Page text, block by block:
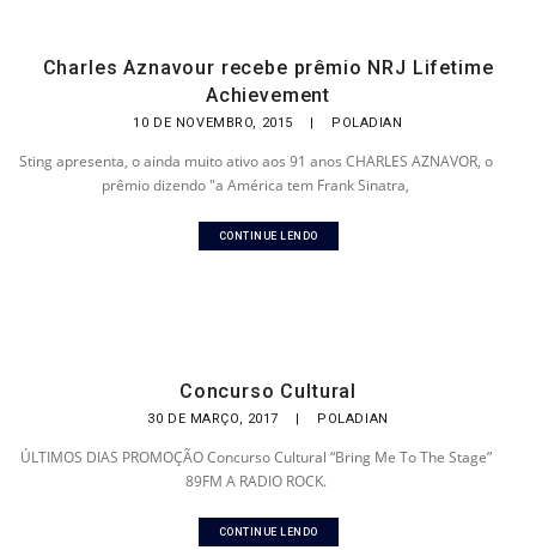
Charles Aznavour recebe prêmio NRJ Lifetime
Achievement
10 DE NOVEMBRO, 2015 | POLADIAN
Sting apresenta, o ainda muito ativo aos 91 anos CHARLES AZNAVOR, o
prêmio dizendo "a América tem Frank Sinatra,
CONTINUE LENDO
Concurso Cultural
30 DE MARÇO, 2017 | POLADIAN
ÚLTIMOS DIAS PROMOÇÃO Concurso Cultural “Bring Me To The Stage”
89FM A RADIO ROCK.
CONTINUE LENDO